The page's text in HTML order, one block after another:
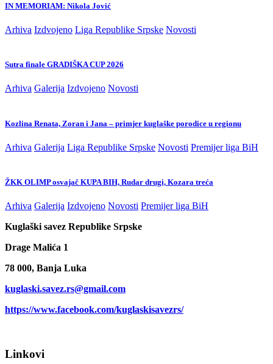
IN MEMORIAM: Nikola Jović
Arhiva Izdvojeno Liga Republike Srpske Novosti
Sutra finale GRADIŠKA CUP 2026
Arhiva Galerija Izdvojeno Novosti
Kozlina Renata, Zoran i Jana – primjer kuglaške porodice u regionu
Arhiva Galerija Liga Republike Srpske Novosti Premijer liga BiH
ŽKK OLIMP osvajač KUPA BIH, Rudar drugi, Kozara treća
Arhiva Galerija Izdvojeno Novosti Premijer liga BiH
Kuglaški savez Republike Srpske
Drage Malića 1
78 000, Banja Luka
kuglaski.savez.rs@gmail.com
https://www.facebook.com/kuglaskisavezrs/
Linkovi